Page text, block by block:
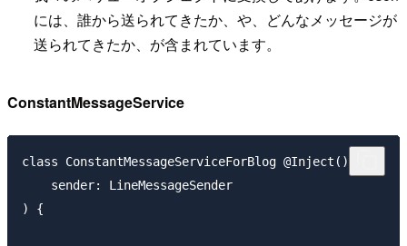
には、誰から送られてきたか、や、どんなメッセージが
送られてきたか、が含まれています。
ConstantMessageService
class ConstantMessageServiceForBlog @Inject()(
    sender: LineMessageSender
) {